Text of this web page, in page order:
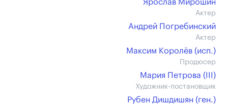
Ярослав Мирошин
Актер
Андрей Погребинский
Актер
Максим Королёв (иcп.)
Продюсер
Мария Петрова (III)
Художник-постановщик
Рубен Дишдишян (ген.)